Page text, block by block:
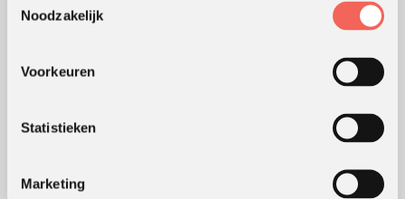
Noodzakelijk
Voorkeuren
Statistieken
Marketing
Serious games
Teamontwikkeling
Alle werkvormen
KLANTWAARDERING